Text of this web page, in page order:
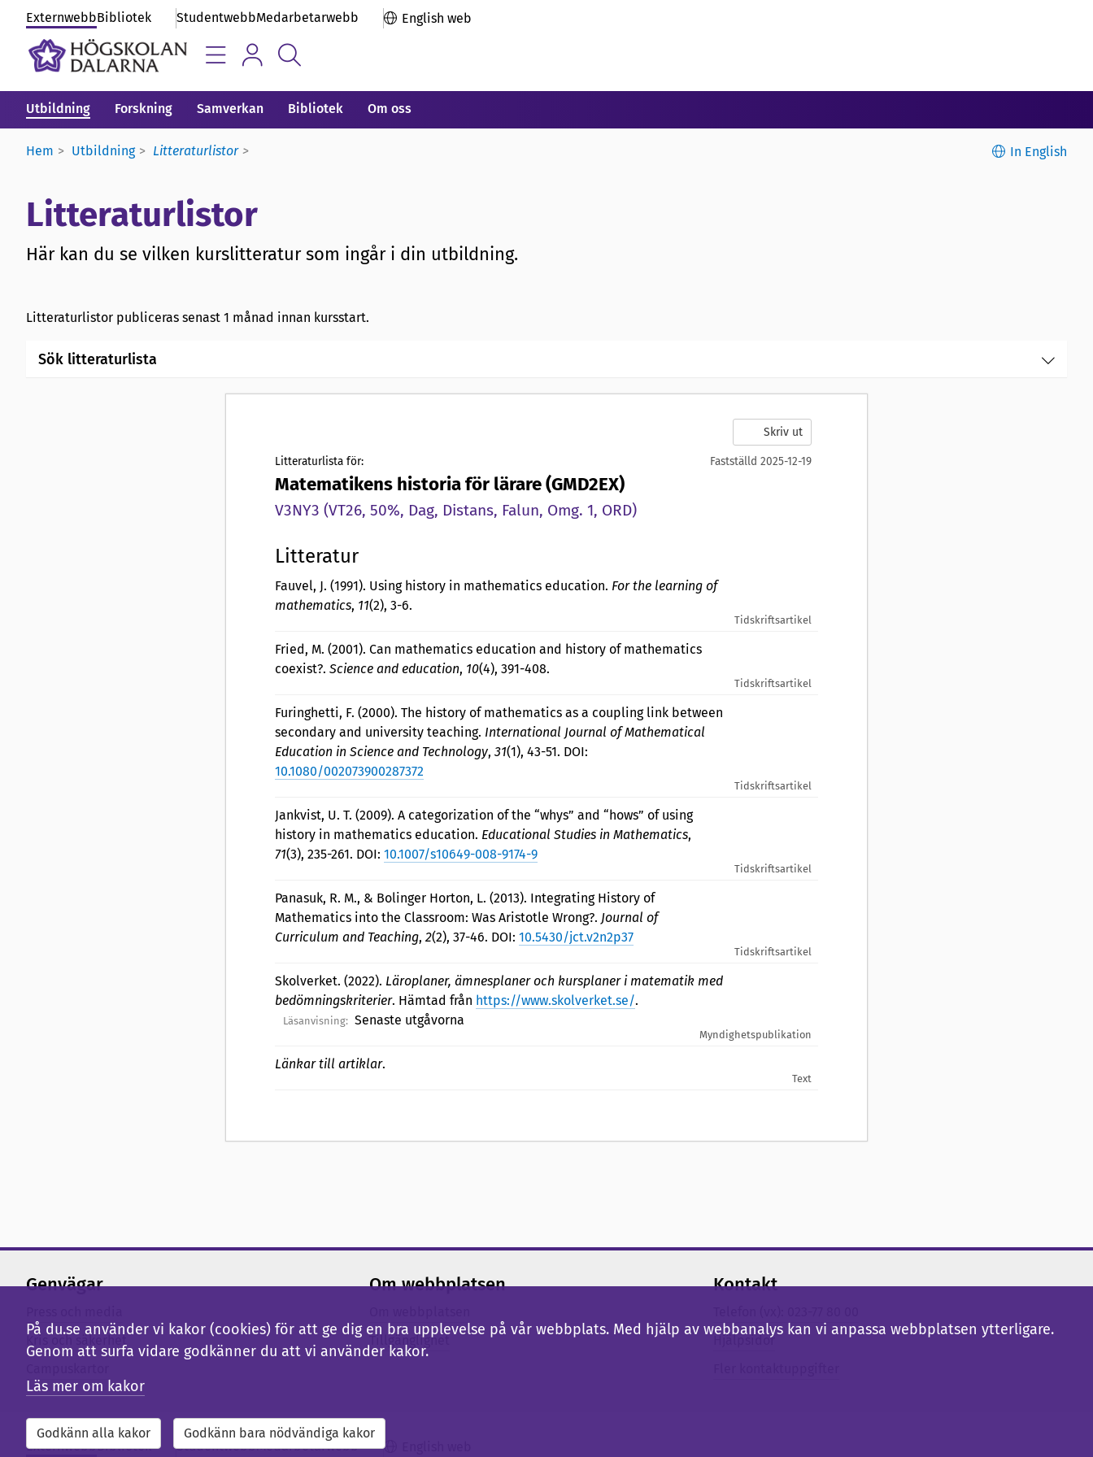
ExternwebbBibliotek StudentwebbMedarbetarwebb English web
Utbildning Forskning Samverkan Bibliotek Om oss
Hem Utbildning Litteraturlistor In English
Litteraturlistor
Här kan du se vilken kurslitteratur som ingår i din utbildning.
Litteraturlistor publiceras senast 1 månad innan kursstart.
Sök litteraturlista
Skriv ut
Litteraturlista för: Fastställd 2025-12-19
Matematikens historia för lärare (GMD2EX)
V3NY3 (VT26, 50%, Dag, Distans, Falun, Omg. 1, ORD)
Litteratur
Fauvel, J. (1991). Using history in mathematics education. For the learning of
mathematics, 11(2), 3-6.
Tidskriftsartikel
Fried, M. (2001). Can mathematics education and history of mathematics
coexist?. Science and education, 10(4), 391-408.
Tidskriftsartikel
Furinghetti, F. (2000). The history of mathematics as a coupling link between
secondary and university teaching. International Journal of Mathematical
Education in Science and Technology, 31(1), 43-51. DOI:
10.1080/002073900287372
Tidskriftsartikel
Jankvist, U. T. (2009). A categorization of the “whys” and “hows” of using
history in mathematics education. Educational Studies in Mathematics,
71(3), 235-261. DOI: 10.1007/s10649-008-9174-9
Tidskriftsartikel
Panasuk, R. M., & Bolinger Horton, L. (2013). Integrating History of
Mathematics into the Classroom: Was Aristotle Wrong?. Journal of
Curriculum and Teaching, 2(2), 37-46. DOI: 10.5430/jct.v2n2p37
Tidskriftsartikel
Skolverket. (2022). Läroplaner, ämnesplaner och kursplaner i matematik med
bedömningskriterier. Hämtad från https://www.skolverket.se/.
Läsanvisning: Senaste utgåvorna
Myndighetspublikation
Länkar till artiklar.
Text
Genvägar Om webbplatsen
Tillgänglighet
Kontakt
Hjälpsidor
ExternwebbBibliotek StudentwebbMedarbetarwebb
På du.se använder vi kakor (cookies) för att ge dig en bra upplevelse på vår webbplats. Med hjälp av webbanalys kan vi anpassa webbplatsen ytterligare.
Genom att surfa vidare godkänner du att vi använder kakor.
Läs mer om kakor
Godkänn alla kakor Godkänn bara nödvändiga kakor